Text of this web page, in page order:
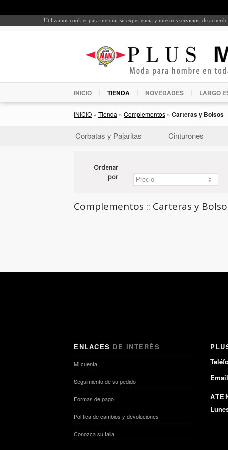
Utilizamos cookies para mejorar su experiencia y nuestros servicios, de
INICIO TIENDA NOVEDADES LARGO
INICIO » Tienda » Complementos » Carteras y Bolsos
Corbatas y Pajaritas Cinturones
Ordenar
por
Complementos :: Carteras y
ENLACES DE INTERÉS
Mi cuenta
Seguimiento de su pedido
Formas de pago
Política de cambios y devoluciones
Conozca su talla